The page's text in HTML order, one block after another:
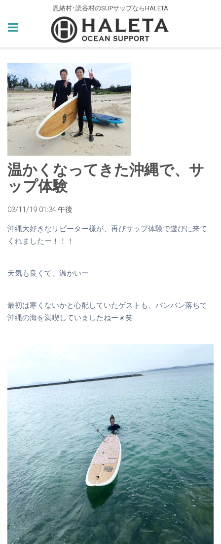
恩納村･読谷村のSUPサップならHALETA
温かくなってきた沖縄で、サ
ップ体験
03/11/19 01:34:午後
沖縄大好きなリピーター様が、再びサップ体験で遊びに来て
くれましたー！！！
天気も良くて、温かいー
最初は寒くないかと心配していたゲストも、バンバン落ちて
沖縄の海を満喫していましたねー☀️笑